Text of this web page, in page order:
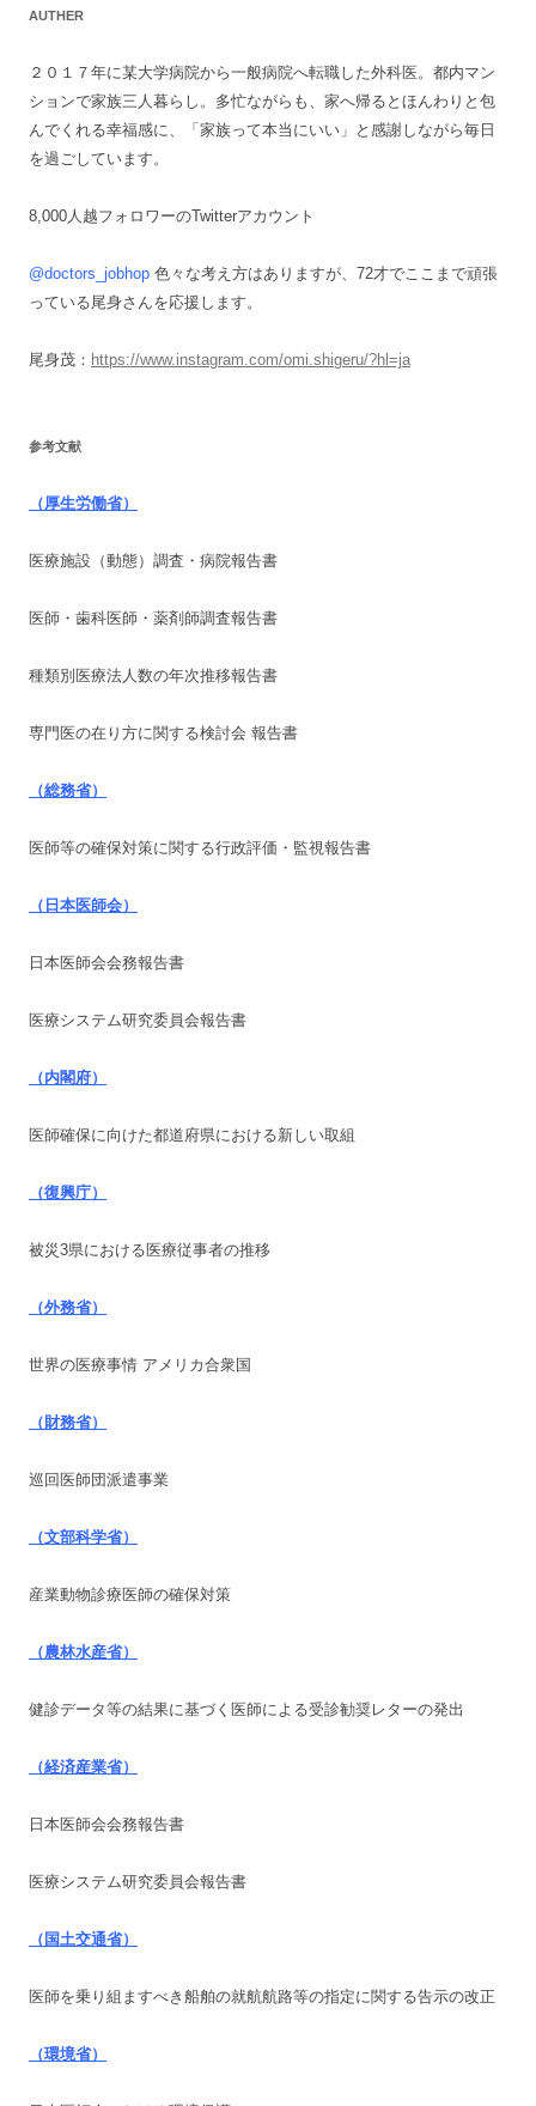
AUTHER
２０１７年に某大学病院から一般病院へ転職した外科医。都内マン
ションで家族三人暮らし。多忙ながらも、家へ帰るとほんわりと包
んでくれる幸福感に、「家族って本当にいい」と感謝しながら毎日
を過ごしています。
8,000人越フォロワーのTwitterアカウント
@doctors_jobhop 色々な考え方はありますが、72才でここまで頑張
っている尾身さんを応援します。
尾身茂： https://www.instagram.com/omi.shigeru/?hl=ja
参考文献
（厚生労働省）
医療施設（動態）調査・病院報告書
医師・歯科医師・薬剤師調査報告書
種類別医療法人数の年次推移報告書
専門医の在り方に関する検討会 報告書
（総務省）
医師等の確保対策に関する行政評価・監視報告書
（日本医師会）
日本医師会会務報告書
医療システム研究委員会報告書
（内閣府）
医師確保に向けた都道府県における新しい取組
（復興庁）
被災3県における医療従事者の推移
（外務省）
世界の医療事情 アメリカ合衆国
（財務省）
巡回医師団派遣事業
（文部科学省）
産業動物診療医師の確保対策
（農林水産省）
健診データ等の結果に基づく医師による受診勧奨レターの発出
（経済産業省）
日本医師会会務報告書
医療システム研究委員会報告書
（国土交通省）
医師を乗り組ますべき船舶の就航航路等の指定に関する告示の改正
（環境省）